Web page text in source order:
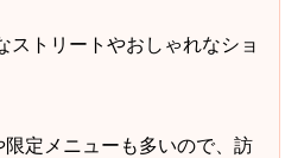
ストリートやおしゃれなショ
定メニューも多いので、訪